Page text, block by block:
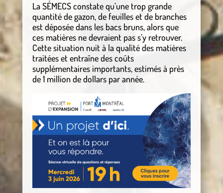
La SÉMECS constate qu’une trop grande
quantité de gazon, de feuilles et de branches
est déposée dans les bacs bruns, alors que
ces matières ne devraient pas s’y retrouver.
Cette situation nuit à la qualité des matières
traitées et entraîne des coûts
supplémentaires importants, estimés à près
de 1 million de dollars par année.